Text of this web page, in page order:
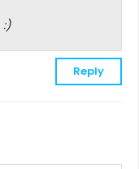
:)
Reply